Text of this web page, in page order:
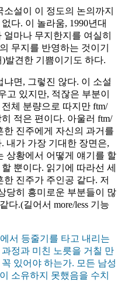
설이 이 정도의 논의까지
다. 이 놀라움, 1990년대
마나 무지한지를 여실히
무지를 반영하는 것이기
발견한 기쁨이기도 하다.
면, 그렇진 않다. 이 소설
고 있지만, 적잖은 부분이
체 분량으로 따지만 ftm/
적은 편이다. 아울러 ftm/
진주에게 자신의 과거를
내가 가장 기대한 장면은,
상황에서 어떻게 얘기를 할
뿐이다. 읽기에 따라선 세
진주가 주인공 같다. 저
당히 흥미로운 부분들이 많
다.(길어서 more/less 기능
서 등줄기를 타고 내리는
정과 미친 노릇을 거칠 만
있어야 하는가. 모든 남성
소유하지 못했음을 수치